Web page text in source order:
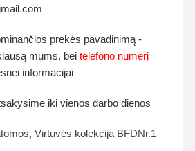
prekės pavadinimą -
mums, beitelefono numerį
informacijai
iki vienos darbo dienos
,Virtuvės kolekcija BFDNr.1